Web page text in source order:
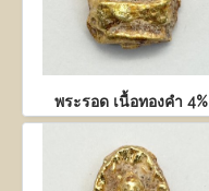
พระรอด เนื้อทองคำ 4%